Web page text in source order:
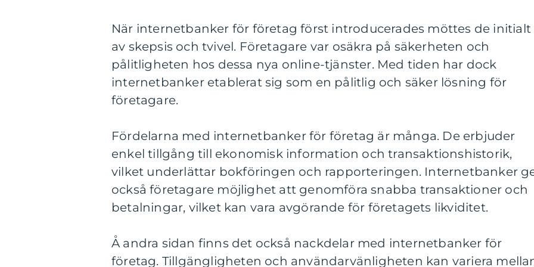
När internetbanker för företag först introducerades möttes de initialt
av skepsis och tvivel. Företagare var osäkra på säkerheten och
pålitligheten hos dessa nya online-tjänster. Med tiden har dock
internetbanker etablerat sig som en pålitlig och säker lösning för
företagare.
Fördelarna med internetbanker för företag är många. De erbjuder
enkel tillgång till ekonomisk information och transaktionshistorik,
vilket underlättar bokföringen och rapporteringen. Internetbanker
också företagare möjlighet att genomföra snabba transaktioner och
betalningar, vilket kan vara avgörande för företagets likviditet.
Å andra sidan finns det också nackdelar med internetbanker för
företag. Tillgängligheten och användarvänligheten kan variera